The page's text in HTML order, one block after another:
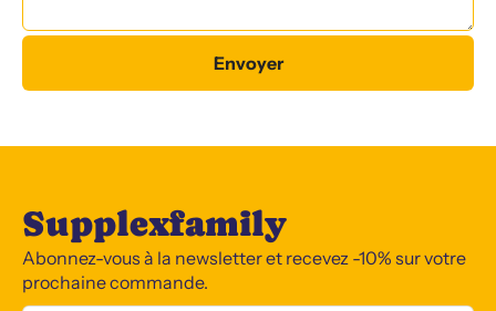
Envoyer
Supplexfamily
Abonnez-vous à la newsletter et recevez -10% sur votre
prochaine commande.